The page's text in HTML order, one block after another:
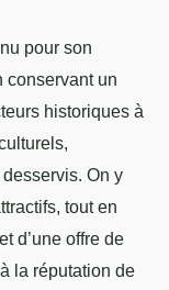
pour son
conservant un
historiques à
On y
tout en
d’une offre de
la réputation de